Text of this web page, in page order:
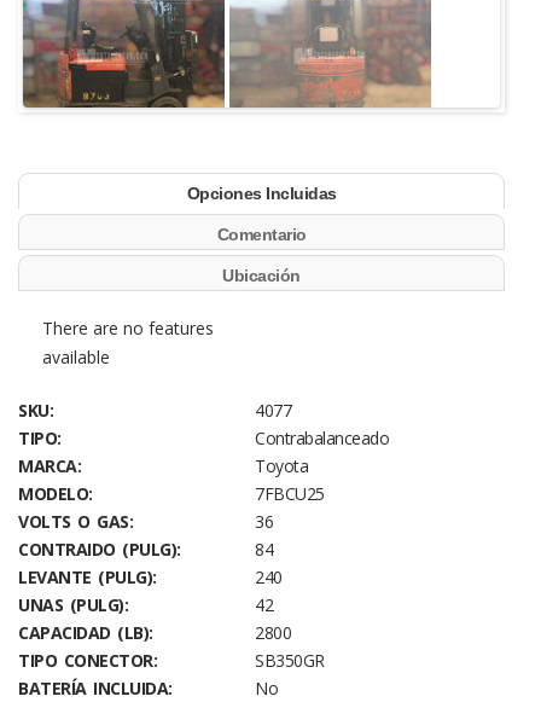
Opciones Incluidas
Comentario
Ubicación
There are no features
available
SKU:
4077
TIPO:
Contrabalanceado
MARCA:
Toyota
MODELO:
7FBCU25
VOLTS O GAS:
36
CONTRAIDO (PULG):
84
LEVANTE (PULG):
240
UNAS (PULG):
42
CAPACIDAD (LB):
2800
TIPO CONECTOR:
SB350GR
BATERÍA INCLUIDA:
No